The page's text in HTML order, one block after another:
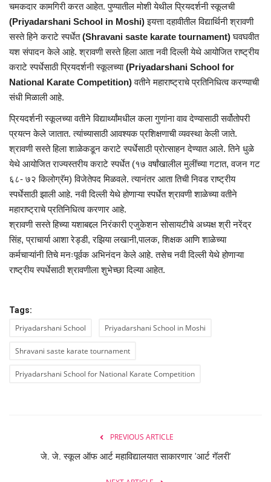
चमकदार कामगिरी करत आहेत. पुण्यातील मोशी येथील प्रियदर्शनी स्कूलची
(Priyadarshani School in Moshi)इयत्ता दहावीतील विद्यार्थिनी श्रावणी
सस्ते हिने कराटे स्पर्धेत(Shravani saste karate tournament)घवघवीत
यश संपादन केले आहे. श्रावणी सस्ते हिला आता नवी दिल्ली येथे आयोजित राष्ट्रीय
कराटे स्पर्धेसाठी प्रियदर्शनी स्कूलच्या(Priyadarshani School for
National Karate Competition)वतीने महाराष्ट्राचे प्रतिनिधित्व करण्याची
संधी मिळाली आहे.
प्रियदर्शनी स्कूलच्या वतीने विद्यार्थ्यांमधील कला गुणांना वाव देण्यासाठी सर्वोतोपरी
प्रयत्न केले जातात. त्यांच्यासाठी आवश्यक प्रशिक्षणाची व्यवस्था केली जाते.
श्रावणी सस्ते हिला शाळेकडून कराटे स्पर्धेसाठी प्रोत्साहन देण्यात आले. तिने धुळे
येथे आयोजित राज्यस्तरीय कराटे स्पर्धेत (१७ वर्षांखालील मुलींच्या गटात, वजन गट
६८- ७२ किलोग्रॅम) विजेतेपद मिळवले. त्यानंतर आता तिची निवड राष्ट्रीय
स्पर्धेसाठी झाली आहे. नवी दिल्ली येथे होणाऱ्या स्पर्धेत श्रावणी शाळेच्या वतीने
महाराष्ट्राचे प्रतिनिधित्व करणार आहे.
श्रावणी सस्ते हिच्या यशाबद्दल निरंकारी एजुकेशन सोसायटीचे अध्यक्ष श्री नरेंद्र
सिंह, प्राचार्या आशा रेड्डी, रझिया लखानी,पालक, शिक्षक आणि शाळेच्या
कर्मचाऱ्यांनी तिचे मनःपूर्वक अभिनंदन केले आहे. तसेच नवी दिल्ली येथे होणाऱ्या
राष्ट्रीय स्पर्धेसाठी श्रावणीला शुभेच्छा दिल्या आहेत.
Tags:
Priyadarshani School Priyadarshani School in Moshi
Shravani saste karate tournament
Priyadarshani School for National Karate Competition
PREVIOUS ARTICLE
जे. जे. स्कूल ऑफ आर्ट महाविद्यालयात साकारणार 'आर्ट गॅलरी'